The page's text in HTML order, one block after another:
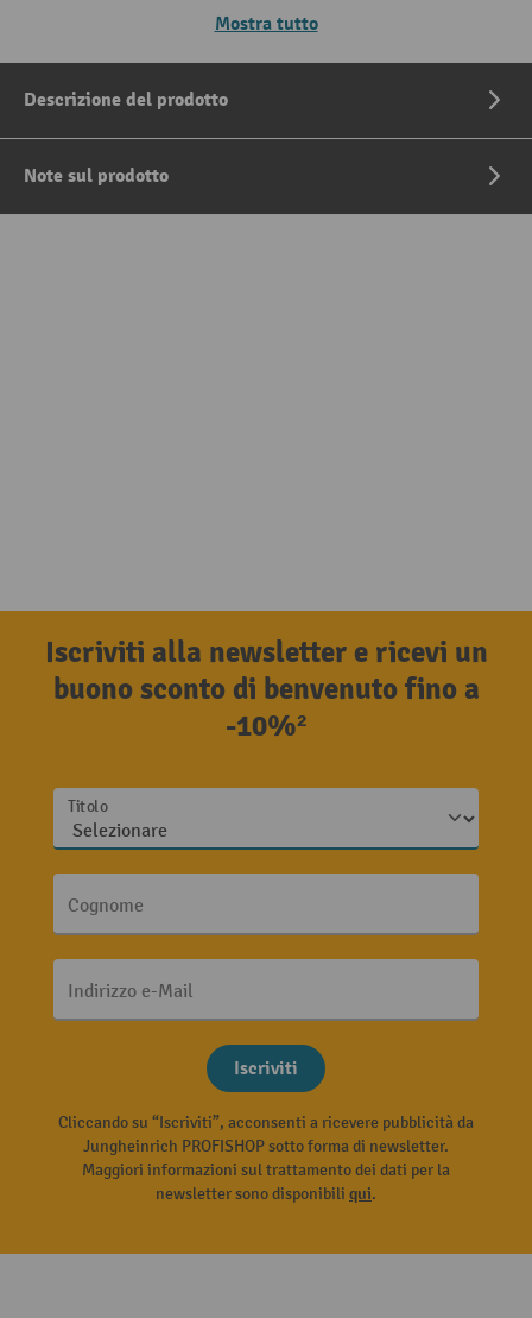
Mostra tutto
Descrizione del prodotto
Note sul prodotto
Iscriviti alla newsletter e ricevi un
buono sconto di benvenuto fino a
-10%²
Titolo
Cognome
Indirizzo e-Mail
Iscriviti
Cliccando su “Iscriviti”, acconsenti a ricevere pubblicità da
Jungheinrich PROFISHOP sotto forma di newsletter.
Maggiori informazioni sul trattamento dei dati per la
newsletter sono disponibili qui.